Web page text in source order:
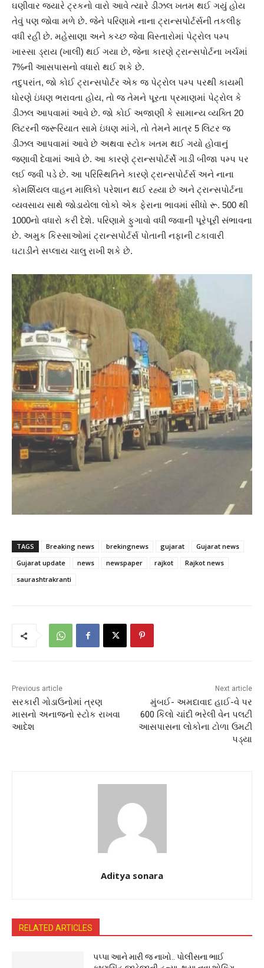
ઘણીવાર જ્યારે ટ્રકનો વારો આવે ત્યારે ડીઝલ ખતમ થઈ ગયું હોય
તેવું પણ જોવા મળે છે. જેને પરિણામે નાના ટ્રાન્સપોર્ટર્સની તકલીફ
વધી રહી છે. મહેસાણા અને કચ્છ જેવા વિસ્તારોમાં પેટ્રોલ પમ્પ
ખાસ્સા ડ્રાય (ખાલી) થઈ ગયા છે, જેના કારણે ટ્રાન્સપોર્ટના ખર્ચમાં
7%ની આસપાસનો વધારો થઈ શકે છે.
તદુપરાંત, જો કોઈ ટ્રાન્સપોર્ટર એક જ પેટ્રોલ પમ્પ પરથી કાયમી
ધોરણે ઇંધણ ભરાવતા હોય, તો જ તેમને પૂરતા પ્રમાણમાં પેટ્રોલ કે
ડીઝલ આપવામાં આવે છે. જો કોઈ અજાણી કે સામાન્ય વ્યક્તિ 20
લિટરની જરૂરિયાત સામે ઇંધણ માંગે, તો તેમને માત્ર 5 લિટર જ
ડીઝલ આપવામાં આવે છે અથવા સ્ટોક ખતમ થઈ ગયો હોવાનું
જણાવી દેવામાં આવે છે. આ કારણે ટ્રાન્સપોર્ટર્સે ગાડી બીજા પમ્પ પર
લઈ જવી પડે છે. આ પરિસ્થિતિને કારણે ટ્રાન્સપોર્ટર્સ અને નાના
કોમર્શિયલ વાહન માલિકો પરેશાન થઈ રહ્યા છે અને ટ્રાન્સપોર્ટના
વ્યવસાય સાથે જોડાયેલા લોકો એક ફેરાના ભાવમાં સીધો રૂ. 500 થી
1000નો વધારો કરી દેશે. પરિણામે ફુગાવો વધી જવાની પૂરેપૂરી સંભાવના
છે. અમુક કિસ્સાઓમાં ટ્રાન્સપોર્ટર્સ પોતાની નફાની ટકાવારી
ઘટાડીને સપ્લાય ચાલુ રાખી શકે છે.
TAGS Breaking news brekingnews gujarat
Gujarat news
Gujarat update
news newspaper rajkot
Rajkot news
saurashtrakranti
Previous article
સરકારી ગોડાઉનોમાં ત્રણ
માસનો અનાજનો સ્ટોક રાખવા
આદેશ
Next article
મુંબઈ- અમદાવાદ હાઈ-વે પર
600 કિલો ચાંદી ભરેલી વેન પલટી
આસપાસના લોકોના ટોળા ઉમટી
પડ્યા
Aditya sonara
RELATED ARTICLES
પપ્પા આને મારી જ નાખો.. પોલીસના ભાઈ